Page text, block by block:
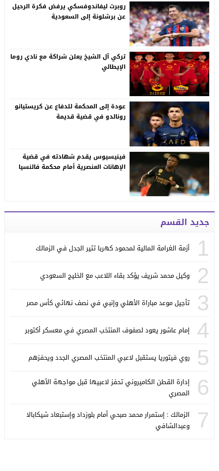
روبرت ليفاندوفسكي يرفض فكرة الرحيل
عن برشلونة إلى السعودية
تركي آل الشيخ يعلن شراكة مع نادي روما
الإيطالي
عودة إلى المحكمة للدفاع عن كريستيانو
رونالدو في قضية قديمة
فينيسيوس يقدم شهادته في قضية
الإهانات العنصرية أمام محكمة فالنسيا
جديد القسم
1 أزمة الغرامة المالية لمحمود كهربا تثير الجدل في الزمالك
2 وكيل محمد شريف يؤكد بقاء اللاعب مع الخليج السعودي
3 تأجيل موعد مباراة الأهلي وإنبي في نصف نهائي كأس مصر
4 إمام عاشور يعود لصفوف المنتخب المصري في معسكر أكتوبر
5 روي فيتوريا يستقبل لاعبي المنتخب المصري الجدد ويحفزهم
6
إدارة القطن الكاميروني تحفز لاعبيها قبل مواجهة الأهلي
المصري
7
الزمالك : إستمرار محمد صبحي أمام بلوزداد وإستبعاد شيكابالا
وعبدالشافي